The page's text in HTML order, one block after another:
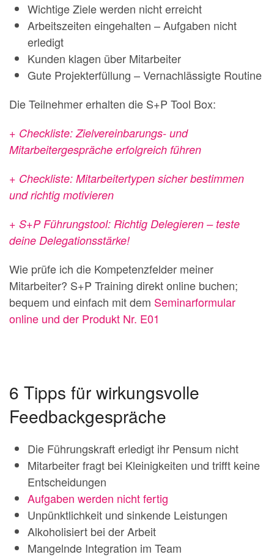
Wichtige Ziele werden nicht erreicht
Arbeitszeiten eingehalten – Aufgaben nicht
erledigt
Kunden klagen über Mitarbeiter
Gute Projekterfüllung – Vernachlässigte Routine
Die Teilnehmer erhalten die S+P Tool Box:
+ Checkliste: Zielvereinbarungs- und
Mitarbeitergespräche erfolgreich führen
+ Checkliste: Mitarbeitertypen sicher bestimmen
und richtig motivieren
+ S+P Führungstool: Richtig Delegieren – teste
deine Delegationsstärke!
Wie prüfe ich die Kompetenzfelder meiner
Mitarbeiter? S+P Training direkt online buchen;
bequem und einfach mit dem Seminarformular
online und der Produkt Nr. E01
6 Tipps für wirkungsvolle
Feedbackgespräche
Die Führungskraft erledigt ihr Pensum nicht
Mitarbeiter fragt bei Kleinigkeiten und trifft keine
Entscheidungen
Aufgaben werden nicht fertig
Unpünktlichkeit und sinkende Leistungen
Alkoholisiert bei der Arbeit
Mangelnde Integration im Team